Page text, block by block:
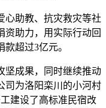
心助教、抗灾救灾等社
资助力，用实际行动回
超过3亿元。
坚成果，同时继续推动
司为洛阳栾川的小河村
建设了高标准民宿改